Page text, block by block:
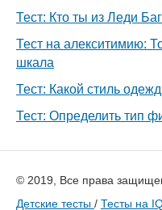
Тест: Кто ты из Леди
Тест на алекситимию:
шкала
Тест: Какой стиль
Тест: Определить тип
© 2019, Все права
Детские тесты / Тесты на